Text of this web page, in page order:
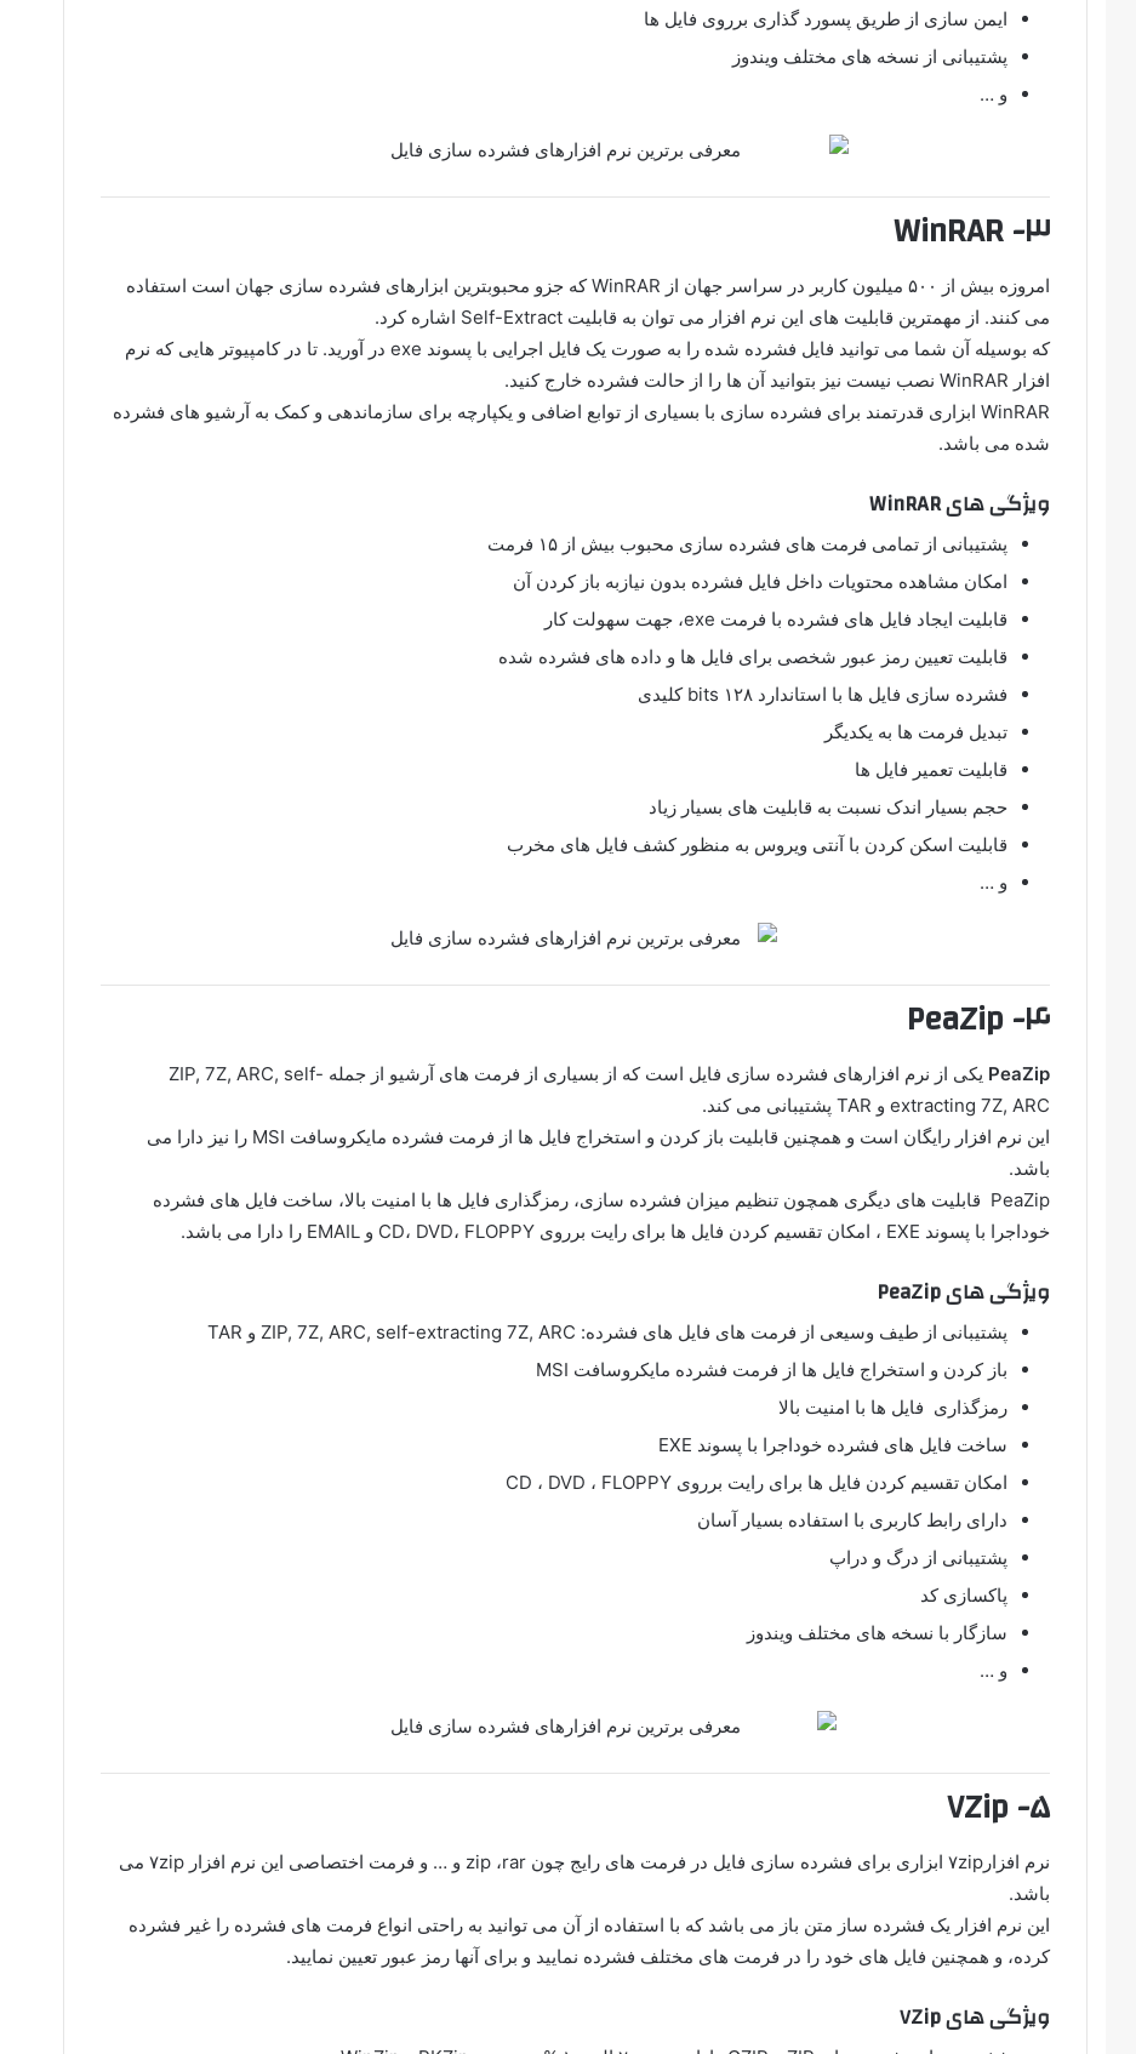
ایمن سازی از طریق پسورد گذاری برروی فایل ها
پشتیبانی از نسخه های مختلف ویندوز
و …
۳- WinRAR
امروزه بیش از ۵۰۰ میلیون کاربر در سراسر جهان از WinRAR که جزو محبوبترین ابزارهای فشرده سازی جهان است استفاده
می کنند. از مهمترین قابلیت های این نرم افزار می توان به قابلیت Self-Extract اشاره کرد.
که بوسیله آن شما می توانید فایل فشرده شده را به صورت یک فایل اجرایی با پسوند exe در آورید. تا در کامپیوتر هایی که نرم
افزار WinRAR نصب نیست نیز بتوانید آن ها را از حالت فشرده خارج کنید.
WinRAR ابزاری قدرتمند برای فشرده سازی با بسیاری از توابع اضافی و یکپارچه برای سازماندهی و کمک به آرشیو های فشرده
شده می باشد.
ویژگی های WinRAR
پشتیبانی از تمامی فرمت های فشرده سازی محبوب بیش از ۱۵ فرمت
امکان مشاهده محتویات داخل فایل فشرده بدون نیازبه باز کردن آن
قابلیت ایجاد فایل های فشرده با فرمت exe، جهت سهولت کار
قابلیت تعیین رمز عبور شخصی برای فایل ها و داده های فشرده شده
فشرده سازی فایل ها با استاندارد ۱۲۸ bits کلیدی
تبدیل فرمت ها به یکدیگر
قابلیت تعمیر فایل ها
حجم بسیار اندک نسبت به قابلیت های بسیار زیاد
قابلیت اسکن کردن با آنتی ویروس به منظور کشف فایل های مخرب
و …
۴- PeaZip
PeaZip
یکی از نرم افزارهای فشرده سازی فایل است که از بسیاری از فرمت های آرشیو از جمله ZIP, 7Z, ARC, self-
extracting 7Z, ARC و TAR پشتیبانی می کند.
این نرم افزار رایگان است و همچنین قابلیت باز کردن و استخراج فایل ها از فرمت فشرده مایکروسافت MSI را نیز دارا می
باشد.
PeaZip قابلیت های دیگری همچون تنظیم میزان فشرده سازی، رمزگذاری فایل ها با امنیت بالا، ساخت فایل های فشرده
خوداجرا با پسوند EXE ، امکان تقسیم کردن فایل ها برای رایت برروی CD، DVD، FLOPPY و EMAIL را دارا می باشد.
ویژگی های PeaZip
پشتیبانی از طیف وسیعی از فرمت های فایل های فشرده: ZIP, 7Z, ARC, self-extracting 7Z, ARC و TAR
باز کردن و استخراج فایل ها از فرمت فشرده مایکروسافت MSI
رمزگذاری فایل ها با امنیت بالا
ساخت فایل های فشرده خوداجرا با پسوند EXE
امکان تقسیم کردن فایل ها برای رایت برروی CD ، DVD ، FLOPPY
دارای رابط کاربری با استفاده بسیار آسان
پشتیبانی از درگ و دراپ
پاکسازی کد
سازگار با نسخه های مختلف ویندوز
و …
۵- ۷Zip
نرم افزار۷zip ابزاری برای فشرده سازی فایل در فرمت های رایج چون zip ،rar و … و فرمت اختصاصی این نرم افزار ۷zip می
باشد.
این نرم افزار یک فشرده ساز متن باز می باشد که با استفاده از آن می توانید به راحتی انواع فرمت های فشرده را غیر فشرده
کرده، و همچنین فایل های خود را در فرمت های مختلف فشرده نمایید و برای آنها رمز عبور تعیین نمایید.
ویژگی های ۷Zip